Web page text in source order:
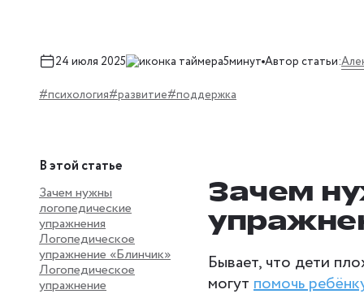
24 июля 2025 5минут Автор статьи:
#психология#развитие#поддержка
В этой статье
Зачем нужны
логопедические
упражнения
Логопедическое
упражнение «Блинчик»
Логопедическое
упражнение
Зачем
Бывает, что дети
могут помочь